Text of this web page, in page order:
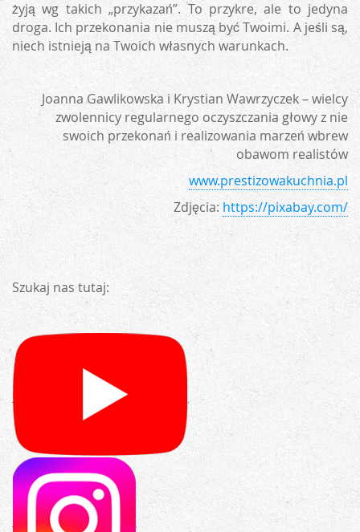
żyją wg takich „przykazań”. To przykre, ale to jedyna
droga. Ich przekonania nie muszą być Twoimi. A jeśli są,
niech istnieją na Twoich własnych warunkach.
Joanna Gawlikowska i Krystian Wawrzyczek – wielcy
zwolennicy regularnego oczyszczania głowy z nie
swoich przekonań i realizowania marzeń wbrew
obawom realistów
www.prestizowakuchnia.pl
Zdjęcia: https://pixabay.com/
Szukaj nas tutaj: